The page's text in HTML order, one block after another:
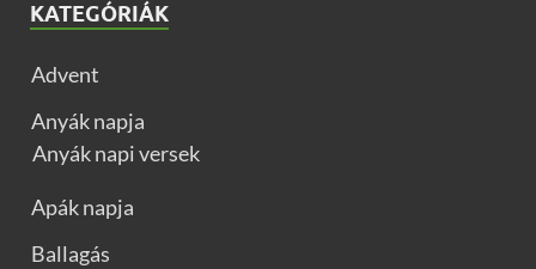
KATEGÓRIÁK
Advent
Anyák napja
Anyák napi versek
Apák napja
Ballagás